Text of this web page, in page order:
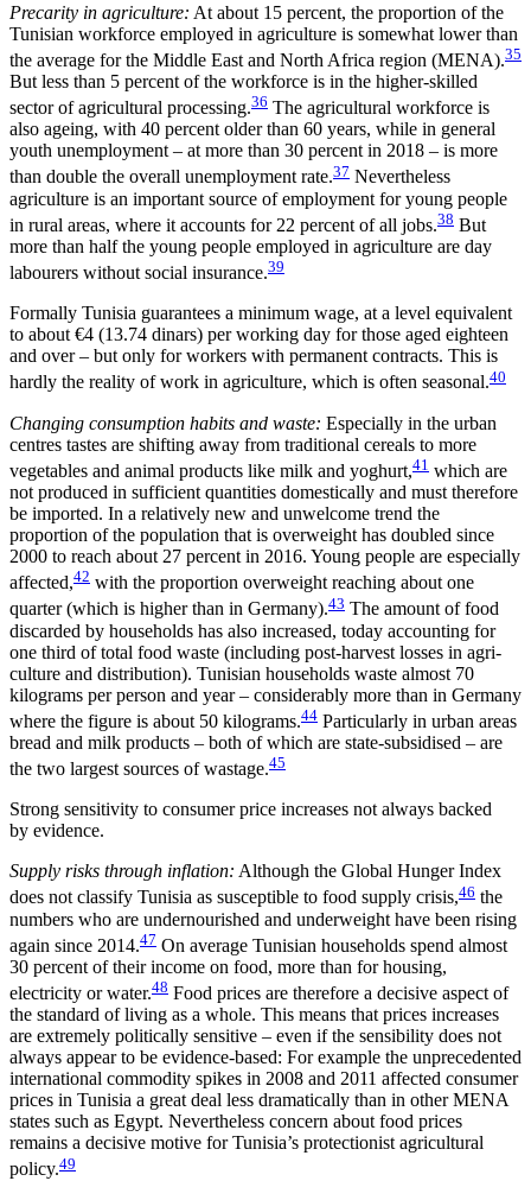
Precarity in agriculture: At about 15 percent, the pro­portion of the
Tunisian workforce employed in agri­culture is somewhat lower than
the average for the Middle East and North Africa region (MENA).35
But less than 5 percent of the workforce is in the higher-skilled
sector of agricultural processing.36 The agri­cultural workforce is
also ageing, with 40 percent older than 60 years, while in general
youth unemployment – at more than 30 percent in 2018 – is more
than double the overall unemployment rate.37 Nevertheless
agriculture is an important source of employment for young people
in rural areas, where it accounts for 22 percent of all jobs.38 But
more than half the young people employed in agriculture are day
labourers without social insurance.39
Formally Tunisia guarantees a minimum wage, at a level equivalent
to about €4 (13.74 dinars) per work­ing day for those aged eighteen
and over – but only for workers with permanent contracts. This is
hardly the reality of work in agriculture, which is often seasonal.40
Changing consumption habits and waste: Especially in the urban
centres tastes are shifting away from traditional cereals to more
vegetables and animal products like milk and yoghurt,41 which are
not produced in sufficient quantities domestically and must therefore
be imported. In a relatively new and unwelcome trend the
proportion of the population that is overweight has doubled since
2000 to reach about 27 percent in 2016. Young people are especially
affected,42 with the proportion overweight reaching about one
quarter (which is higher than in Germany).43 The amount of food
discarded by households has also increased, today accounting for
one third of total food waste (including post-harvest losses in agri­
culture and distribution). Tunisian households waste almost 70
kilograms per person and year – consider­ably more than in Germany
where the figure is about 50 kilograms.44 Particularly in urban areas
bread and milk products – both of which are state-subsidised – are
the two largest sources of wastage.45
Strong sensitivity to consumer price increases not always backed
by evidence.
Supply risks through inflation: Although the Global Hunger Index
does not classify Tunisia as susceptible to food supply crisis,46 the
numbers who are undernourished and underweight have been rising
again since 2014.47 On average Tunisian households spend almost
30 percent of their income on food, more than for housing,
electricity or water.48 Food prices are there­fore a decisive aspect of
the standard of living as a whole. This means that prices increases
are extremely politically sensitive – even if the sensibil­ity does not
always appear to be evidence-based: For example the unprecedented
international commodity spikes in 2008 and 2011 affected consumer
prices in Tunisia a great deal less dramatically than in other MENA
states such as Egypt. Nevertheless concern about food prices
remains a decisive motive for Tu­ni­sia’s protectionist agricultural
policy.49